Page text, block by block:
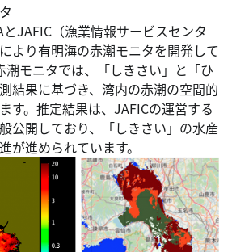
JAFIC（漁業情報サービスセンタ
より有明海の赤潮モニタを開発して
潮モニタでは、「しきさい」と「ひ
結果に基づき、湾内の赤潮の空間的
す。推定結果は、JAFICの運営する
公開しており、「しきさい」の水産
が進められています。